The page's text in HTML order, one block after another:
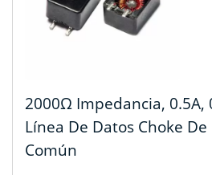
2000Ω Impedancia, 0.5A,
Línea De Datos Choke
Común